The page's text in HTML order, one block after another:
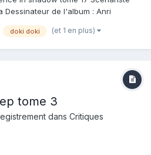
Dessinateur de l'album : Anri
devenir une Éminence de
doki doki (et 1 en plus)
tome 3
dans Critiques